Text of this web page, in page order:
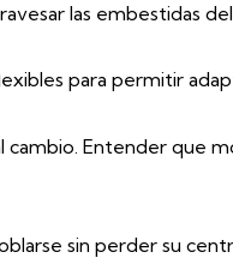
las embestidas
para permitir
Entender que
sin perder su